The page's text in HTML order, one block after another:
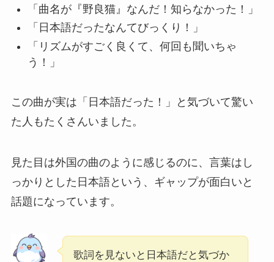
「曲名が『野良猫』なんだ！知らなかった！」
「日本語だったなんてびっくり！」
「リズムがすごく良くて、何回も聞いちゃ
う！」
この曲が実は「日本語だった！」と気づいて驚い
た人もたくさんいました。
見た目は外国の曲のように感じるのに、言葉はし
っかりとした日本語という、ギャップが面白いと
話題になっています。
歌詞を見ないと日本語だと気づか